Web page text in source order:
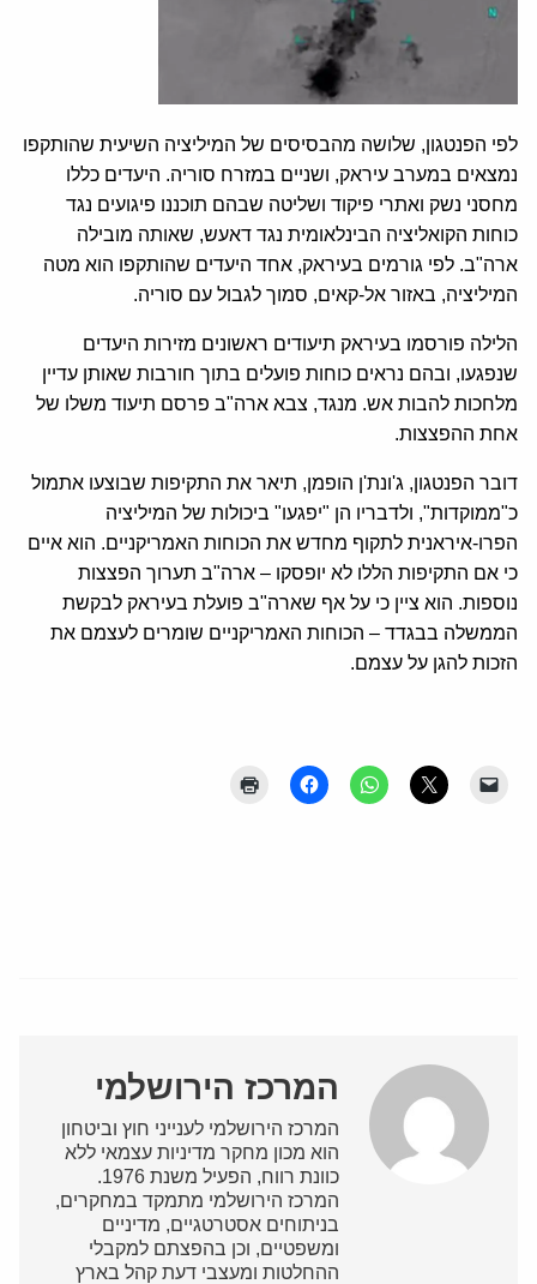
לפי הפנטגון, שלושה מהבסיסים של המיליציה השיעית שהותקפו
נמצאים במערב עיראק, ושניים במזרח סוריה. היעדים כללו
מחסני נשק ואתרי פיקוד ושליטה שבהם תוכננו פיגועים נגד
כוחות הקואליציה הבינלאומית נגד דאעש, שאותה מובילה
ארה"ב. לפי גורמים בעיראק, אחד היעדים שהותקפו הוא מטה
המיליציה, באזור אל-קאים, סמוך לגבול עם סוריה.
הלילה פורסמו בעיראק תיעודים ראשונים מזירות היעדים
שנפגעו, ובהם נראים כוחות פועלים בתוך חורבות שאותן עדיין
מלחכות להבות אש. מנגד, צבא ארה"ב פרסם תיעוד משלו של
אחת ההפצצות.
דובר הפנטגון, ג'ונת'ן הופמן, תיאר את התקיפות שבוצעו אתמול
כ"ממוקדות", ולדבריו הן "יפגעו" ביכולות של המיליציה
הפרו-איראנית לתקוף מחדש את הכוחות האמריקניים. הוא איים
כי אם התקיפות הללו לא יופסקו – ארה"ב תערוך הפצצות
נוספות. הוא ציין כי על אף שארה"ב פועלת בעיראק לבקשת
הממשלה בבגדד – הכוחות האמריקניים שומרים לעצמם את
הזכות להגן על עצמם.
המרכז הירושלמי
המרכז הירושלמי לענייני חוץ וביטחון
הוא מכון מחקר מדיניות עצמאי ללא
כוונת רווח, הפעיל משנת 1976.
המרכז הירושלמי מתמקד במחקרים,
בניתוחים אסטרטגיים, מדיניים
ומשפטיים, וכן בהפצתם למקבלי
ההחלטות ומעצבי דעת קהל בארץ